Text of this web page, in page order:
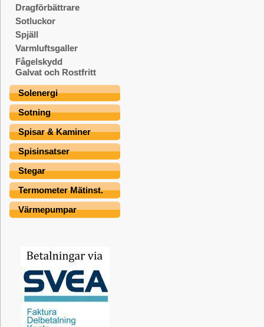
Dragförbättrare
Sotluckor
Spjäll
Varmluftsgaller
Fågelskydd
Galvat och Rostfritt
Solenergi
Sotning
Spisar & Kaminer
Spisinsatser
Stegar
Termometer Mätinst.
Värmepumpar